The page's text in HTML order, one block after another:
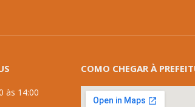
às 14:00
COMO CHEGAR À